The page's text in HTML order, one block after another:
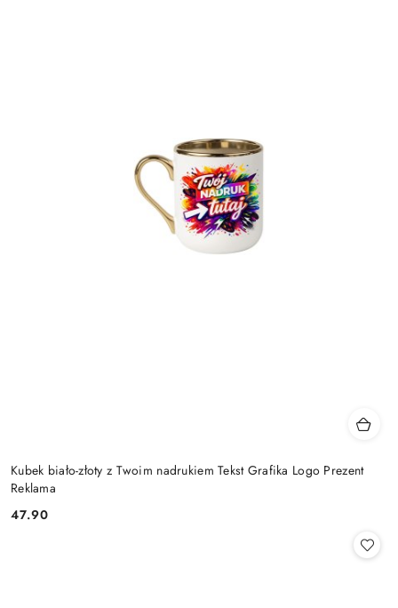
Kubek biało-złoty z Twoim nadrukiem Tekst Grafika Logo Prezent
Reklama
Cena:
47.90